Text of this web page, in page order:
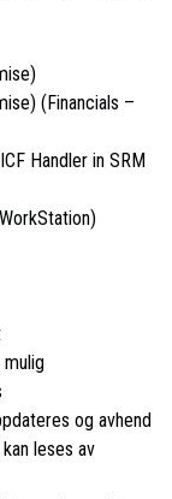
(Financials –
Handler in SRM
og avhend
leses av